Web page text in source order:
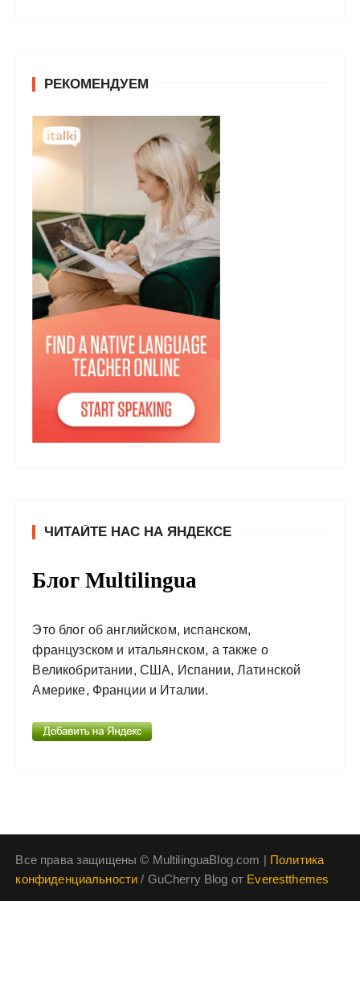
РЕКОМЕНДУЕМ
ЧИТАЙТЕ НАС НА ЯНДЕКСЕ
Блог Multilingua
Это блог об английском, испанском,
французском и итальянском, а также о
Великобритании, США, Испании, Латинской
Америке, Франции и Италии.
Все права защищены © MultilinguaBlog.com | Политика
конфиденциальности / GuCherry Blog от Everestthemes